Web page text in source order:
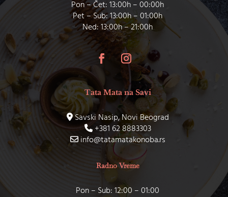
Pon – Čet: 13:00h – 00:00h
Pet – Sub: 13:00h – 01:00h
Ned: 13:00h – 21:00h
Tata Mata na Savi
Savski Nasip, Novi Beograd
+381 62 8883303
info@tatamatakonoba.rs
Radno Vreme
Pon – Sub: 12:00 – 01:00